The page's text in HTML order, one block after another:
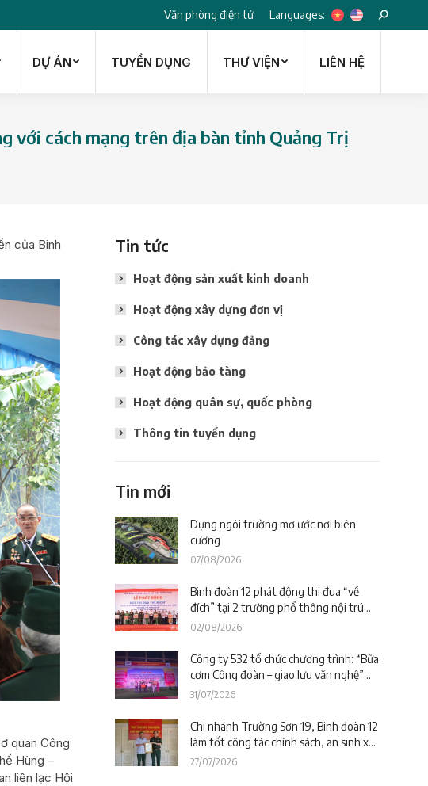
Văn phòng điện tử Languages: Search:
DỰ ÁN TUYỂN DỤNG THƯ VIỆN LIÊN HỆ
với cách mạng trên địa bàn tỉnh Quảng Trị
của Binh
quan Công
Hùng –
liên lạc Hội
Tin tức
Hoạt động sản xuất kinh doanh
Hoạt động xây dựng đơn vị
Công tác xây dựng đảng
Hoạt động bảo tàng
Hoạt động quân sự, quốc phòng
Thông tin tuyển dụng
Tin mới
Dựng ngôi trường mơ ước nơi biên
cương
07/08/2026
Binh đoàn 12 phát động thi đua “về
đích” tại 2 trường phổ thông nội trú
trên địa bàn tỉnh Lào Cai
02/08/2026
Công ty 532 tổ chức chương trình: “Bữa
cơm Công đoàn – giao lưu văn nghệ”
tiếp sức công trường tại dự án Trường
Đà Nẵng)
31/07/2026
Chi nhánh Trường Sơn 19, Binh đoàn 12
làm tốt công tác chính sách, an sinh xã
hội nhân kỷ niệm 79 năm Ngày Thương
27/07/2026
DỰ ÁN TUYỂN DỤNG THƯ VIỆN LIÊN HỆ